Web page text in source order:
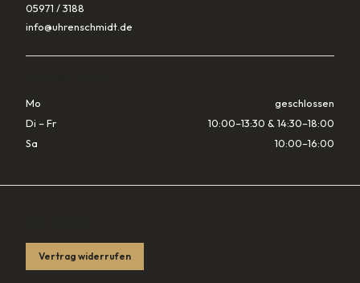
05971 / 3188
info@uhrenschmidt.de
Mo
geschlossen
Di – Fr
10:00–13:30 & 14:30–18:00
Sa
10:00–16:00
Vertrag widerrufen